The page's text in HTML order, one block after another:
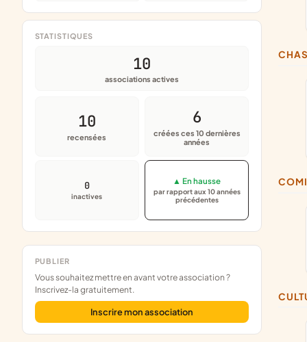
STATISTIQUES
10
associations actives
10
recensées
6
créées ces 10 dernières
années
0
inactives
▲ En hausse
par rapport aux 10 années
précédentes
PUBLIER
Vous souhaitez mettre en avant votre association ?
Inscrivez-la gratuitement.
Inscrire mon association